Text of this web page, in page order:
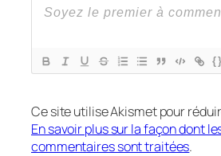
{}
Ce site utilise Akismet pour
En savoir plus sur la façon dont
commentaires sont traitées.